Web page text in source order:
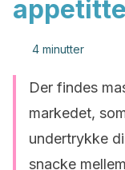
4 minutter
Der findes
markedet,
undertrykke
snacke